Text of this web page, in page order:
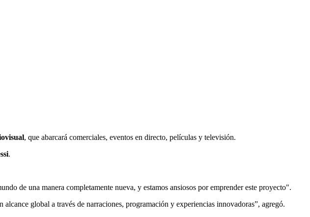
, que abarcará comerciales, eventos en directo, películas y televisión.
.
de una manera completamente nueva, y estamos ansiosos por emprender este proyecto".
global a través de narraciones, programación y experiencias innovadoras”, agregó.